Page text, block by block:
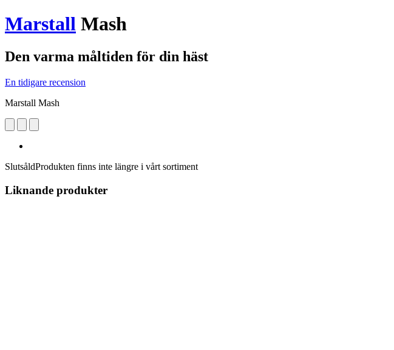
Marstall Mash
Den varma måltiden för din häst
En tidigare recension
Marstall Mash
SlutsåldProdukten finns inte längre i vårt sortiment
Liknande produkter